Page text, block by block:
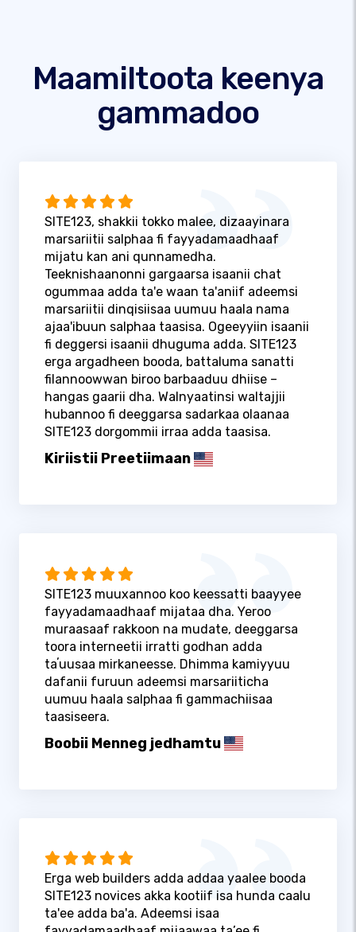
Maamiltoota keenya
gammadoo
SITE123, shakkii tokko malee, dizaayinara
marsariitii salphaa fi fayyadamaadhaaf
mijatu kan ani qunnamedha.
Teeknishaanonni gargaarsa isaanii chat
ogummaa adda ta'e waan ta'aniif adeemsi
marsariitii dinqisiisaa uumuu haala nama
ajaa'ibuun salphaa taasisa. Ogeeyyiin isaanii
fi deggersi isaanii dhuguma adda. SITE123
erga argadheen booda, battaluma sanatti
filannoowwan biroo barbaaduu dhiise –
hangas gaarii dha. Walnyaatinsi waltajjii
hubannoo fi deeggarsa sadarkaa olaanaa
SITE123 dorgommii irraa adda taasisa.
Kiriistii Preetiimaan
SITE123 muuxannoo koo keessatti baayyee
fayyadamaadhaaf mijataa dha. Yeroo
muraasaaf rakkoon na mudate, deeggarsa
toora interneetii irratti godhan adda
taʼuusaa mirkaneesse. Dhimma kamiyyuu
dafanii furuun adeemsi marsariiticha
uumuu haala salphaa fi gammachiisaa
taasiseera.
Boobii Menneg jedhamtu
Erga web builders adda addaa yaalee booda
SITE123 novices akka kootiif isa hunda caalu
ta'ee adda ba'a. Adeemsi isaa